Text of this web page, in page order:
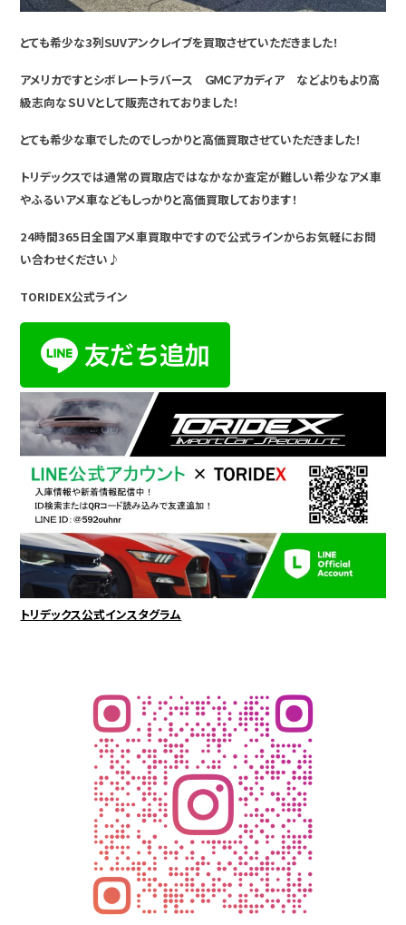
とても希少な3列SUVアンクレイブを買取させていただきました！
アメリカですとシボレートラバース ＧＭＣアカディア などよりもより高
級志向なＳＵＶとして販売されておりました！
とても希少な車でしたのでしっかりと高価買取させていただきました！
トリデックスでは通常の買取店ではなかなか査定が難しい希少なアメ車
やふるいアメ車などもしっかりと高価買取しております！
24時間365日全国アメ車買取中ですので公式ラインからお気軽にお問
い合わせください♪
TORIDEX公式ライン
トリデックス公式インスタグラム